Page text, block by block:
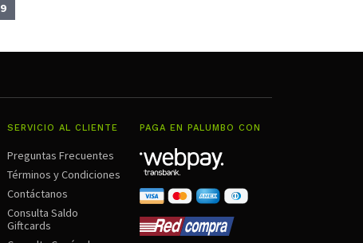
9
SERVICIO AL CLIENTE
Preguntas Frecuentes
Términos y Condiciones
Contáctanos
Consulta Saldo
Giftcards
PAGA EN PALUMBO CON